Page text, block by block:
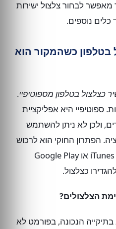
לבחור צלצול ישירות
כלים נוספים.
בטלפון כשהמקור הוא
כצלצול בטלפון מספוטיפיי.
ספוטיפיי היא אפליקציית
ולכן לא ניתן להשתמש
הפתרון החוקי הוא לרכוש
את השיר מפלטפורמות כמו iTunes או Google Play
הצלצולים?
הנכונה, בפורמט לא